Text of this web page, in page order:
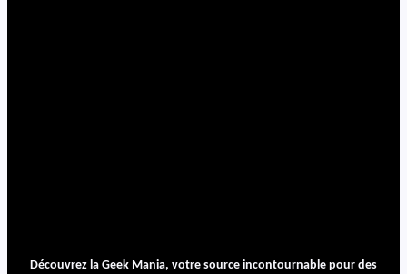
Découvrez la Geek Mania, votre source incontournable pour des